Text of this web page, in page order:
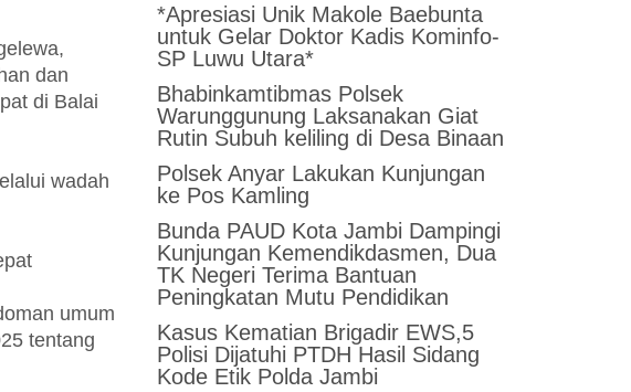
dan
di Balai
wadah
umum
tentang
*Apresiasi Unik Makole Baebunta
untuk Gelar Doktor Kadis Kominfo-
SP Luwu Utara*
Bhabinkamtibmas Polsek
Warunggunung Laksanakan Giat
Rutin Subuh keliling di Desa Binaan
Polsek Anyar Lakukan Kunjungan
ke Pos Kamling
Bunda PAUD Kota Jambi Dampingi
Kunjungan Kemendikdasmen, Dua
TK Negeri Terima Bantuan
Peningkatan Mutu Pendidikan
Kasus Kematian Brigadir EWS,5
Polisi Dijatuhi PTDH Hasil Sidang
Kode Etik Polda Jambi